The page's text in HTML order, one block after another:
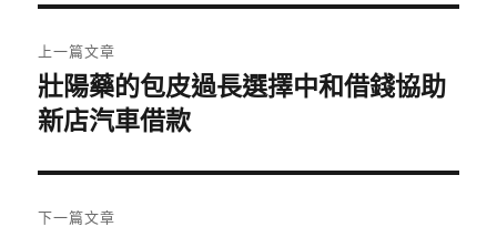
章
導
覽
上一篇文章
上
一
文
章:
壯陽藥的包皮過長選擇中和借錢協助
新店汽車借款
下一篇文章